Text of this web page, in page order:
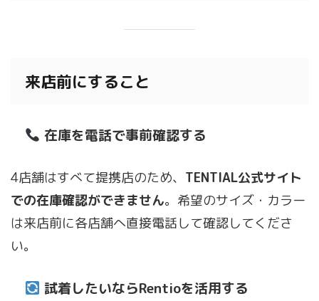
来店前にすること
在庫を電話で事前確認する
4店舗はすべて提携店のため、 TENTIAL公式サイト
での在庫確認ができません。希望のサイズ・カラー
は来店前に各店舗へ直接電話して確認してくださ
い。
試着したいならRentioを活用する